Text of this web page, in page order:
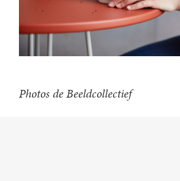
Photos de Beeldcollectief